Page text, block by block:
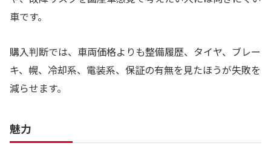
車です。
購入判断では、車両価格よりも整備履歴、タイヤ、ブレー
キ、幌、冷却系、電装系、保証の有無を見たほうが失敗を
減らせます。
魅力